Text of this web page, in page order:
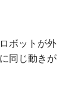
ボットが外
同じ動きが